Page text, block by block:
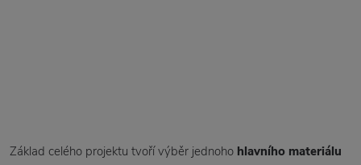
Základ celého projektu tvoří výběr jednoho hlavního materiálu